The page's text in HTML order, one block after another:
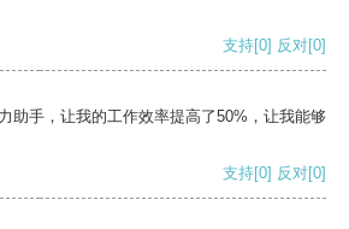
支持[0] 反对[0]
助手，让我的工作效率提高了50%，让我能够
支持[0] 反对[0]